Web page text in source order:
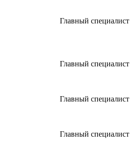
Главный специалист
Главный специалист
Главный специалист
Главный специалист